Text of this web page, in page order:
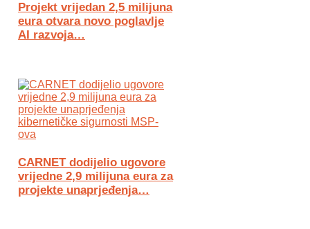
Projekt vrijedan 2,5 milijuna
eura otvara novo poglavlje
AI razvoja…
CARNET dodijelio ugovore
vrijedne 2,9 milijuna eura za
projekte unaprjeđenja…